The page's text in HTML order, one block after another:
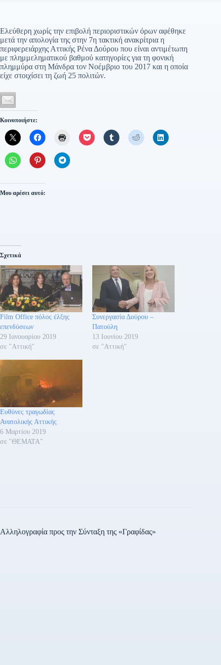
Ελεύθερη χωρίς την επιβολή περιοριστικών όρων αφέθηκε
μετά την απολογία της στην 7η τακτική ανακρίτρια η
περιφερειάρχης Αττικής Ρένα Δούρου που είναι αντιμέτωπη
με πλημμεληματικού βαθμού κατηγορίες για τη φονική
πλημμύρα στη Μάνδρα τον Νοέμβριο του 2017 και η οποία
είχε στοιχίσει τη ζωή 25 πολιτών.
Κοινοποιήστε:
Μου αρέσει αυτό:
Σχετικά
Film Office πόλος έλξης
επενδύσεων
29 Ιανουαρίου 2019
σε "Αττική"
Συνεργασία Δούρου –
Πατούλη
13 Ιουνίου 2019
σε "Αττική"
Ευθύνες τραγωδίας
Ανατολικής Αττικής
6 Μαρτίου 2019
σε "ΘΕΜΑΤΑ"
Αλληλογραφία προς την Σύνταξη της «Γραφίδας»